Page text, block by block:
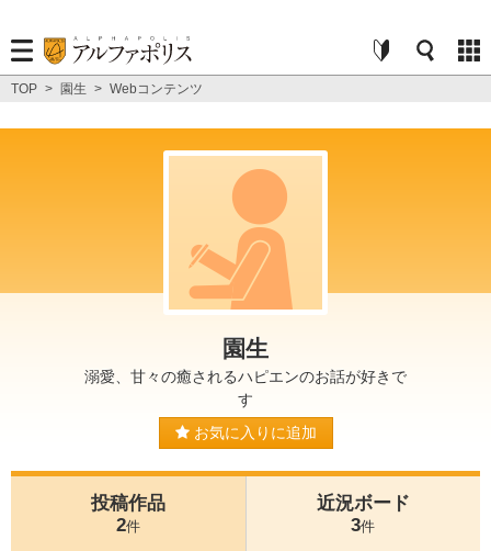
TOP > 園生 > Webコンテンツ
園生
溺愛、甘々の癒されるハピエンのお話が好きで
す
お気に入りに追加
投稿作品
2件
近況ボード
3件